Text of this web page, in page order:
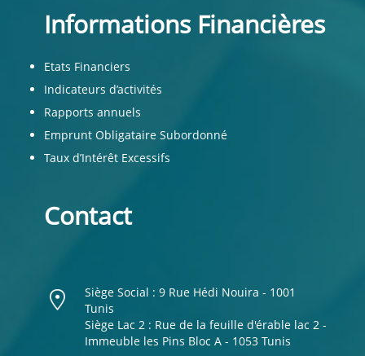
Informations Financières
Etats Financiers
Indicateurs d’activités
Rapports annuels
Emprunt Obligataire Subordonné
Taux d’Intérêt Excessifs
Contact
Siège Social : 9 Rue Hédi Nouira - 1001
Tunis
Siège Lac 2 : Rue de la feuille d'érable lac 2 -
Immeuble les Pins Bloc A - 1053 Tunis